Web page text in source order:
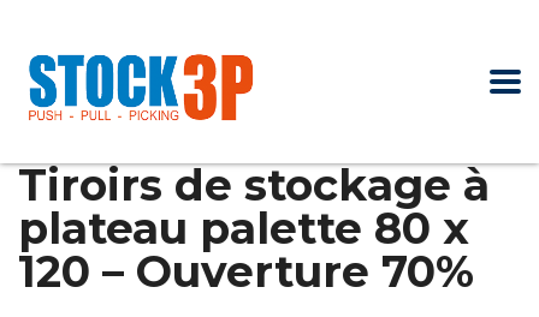
Tiroirs de stockage à
plateau palette 80 x
120 – Ouverture 70%